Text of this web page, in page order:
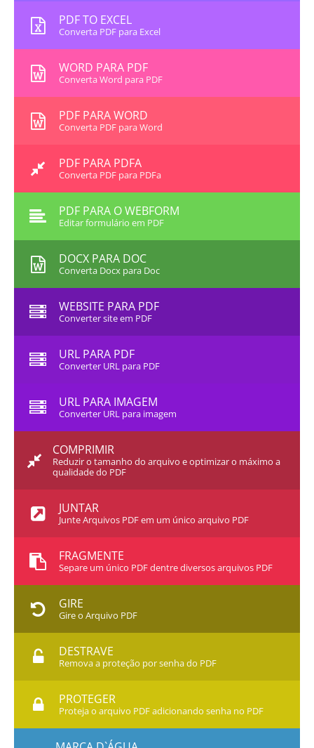
PDF TO EXCEL
Converta PDF para Excel
WORD PARA PDF
Converta Word para PDF
PDF PARA WORD
Converta PDF para Word
PDF PARA PDFA
Converta PDF para PDFa
PDF PARA O WEBFORM
Editar formulário em PDF
DOCX PARA DOC
Converta Docx para Doc
WEBSITE PARA PDF
Converter site em PDF
URL PARA PDF
Converter URL para PDF
URL PARA IMAGEM
Converter URL para imagem
COMPRIMIR
Reduzir o tamanho do arquivo e optimizar o máximo a
qualidade do PDF
JUNTAR
Junte Arquivos PDF em um único arquivo PDF
FRAGMENTE
Separe um único PDF dentre diversos arquivos PDF
GIRE
Gire o Arquivo PDF
DESTRAVE
Remova a proteção por senha do PDF
PROTEGER
Proteja o arquivo PDF adicionando senha no PDF